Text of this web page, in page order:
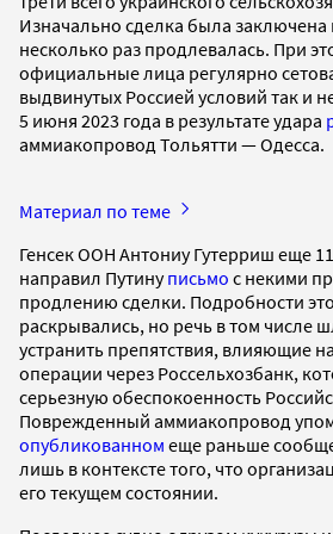
Изначально сделка была заключена
несколько раз продлевалась. При
официальные лица регулярно
выдвинутых Россией условий так и
5 июня 2023 года в результате удара
аммиакопровод Тольятти — Одесса.
Материал по теме
Генсек ООН Антониу Гутерриш еще
направил Путинуписьмо с некими
продлению сделки. Подробности
раскрывались, но речь в том числе
устранить препятствия, влияющие
операции через Россельхозбанк,
серьезную обеспокоенность
Поврежденный аммиакопровод
опубликованном еще раньше
лишь в контексте того, что
его текущем состоянии.